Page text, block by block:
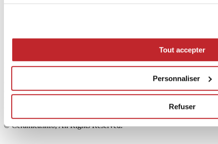
Tout accepter
Personnaliser
Refuser
Cookie Policy
Edi.Cer S.p.a. Società unipersonale
Viale Monte Santo, 40 - 41049 Sassuolo (MO) - Italy
Capitale Sociale: 2.500.000 euro - Codice fiscale e P.IVA
00853700367
© Ceramica.info, All Rights Reserved.